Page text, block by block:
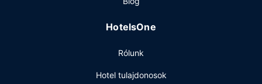
A szálláshelyen 24 órában nyitva tartó business center,
tartó recepció is igénybe vehető. Az autóval érkező
HotelsOne
Rólunk
Hotel tulajdonosok